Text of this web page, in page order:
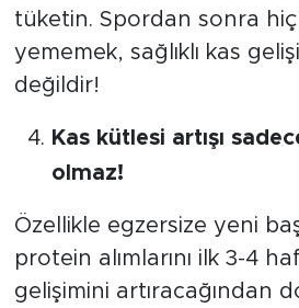
tüketin. Spordan sonra
yememek, sağlıklı kas
değildir!
Kas kütlesi artışı
olmaz!
Özellikle egzersize yeni
protein alımlarını ilk 3-4
gelişimini artıracağından